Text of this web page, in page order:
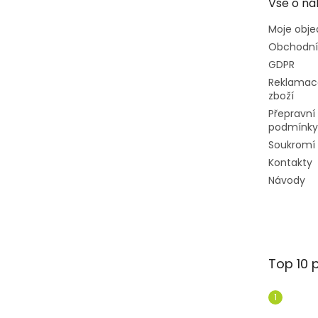
Moje
GDPR
zboží
podmínky
Soukromí
Kontakty
Návody
Top 10